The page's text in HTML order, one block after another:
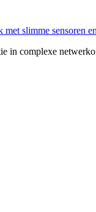
in complexe